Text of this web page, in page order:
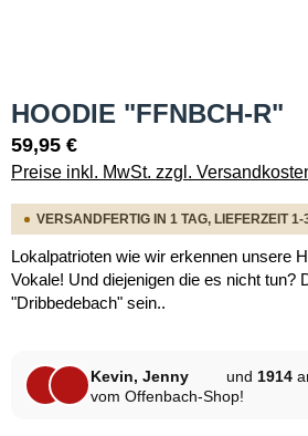
HOODIE "FFNBCH-R"
59,95 €
Preise inkl. MwSt. zzgl.
VERSANDFERTIG IN 1 TAG, LIEFERZEIT 1-
Lokalpatrioten wie wir erkennen unsere
Vokale! Und diejenigen die es nicht tun?
"Dribbedebach" sein..
Kevin, Jenny und 1914
vom Offenbach-Shop!